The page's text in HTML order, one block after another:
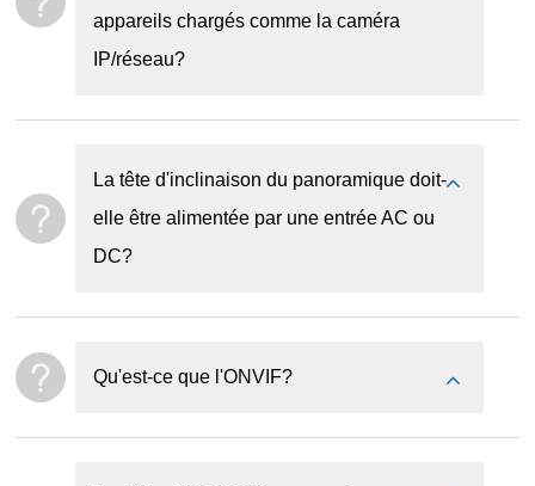
appareils chargés comme la caméra
IP/réseau?
La tête d'inclinaison du panoramique doit-
elle être alimentée par une entrée AC ou
DC?
Qu'est-ce que l'ONVIF?